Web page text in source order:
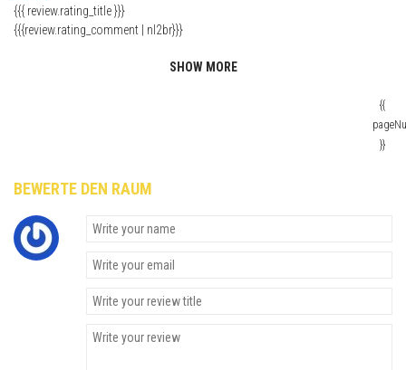
{{{ review.rating_title }}}
{{{review.rating_comment | nl2br}}}
SHOW MORE
{{
}}
BEWERTE DEN RAUM